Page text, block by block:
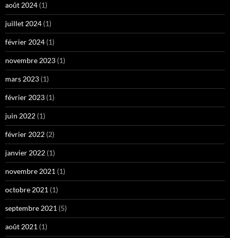
août 2024 (1)
juillet 2024 (1)
février 2024 (1)
novembre 2023 (1)
mars 2023 (1)
février 2023 (1)
juin 2022 (1)
février 2022 (2)
janvier 2022 (1)
novembre 2021 (1)
octobre 2021 (1)
septembre 2021 (5)
août 2021 (1)